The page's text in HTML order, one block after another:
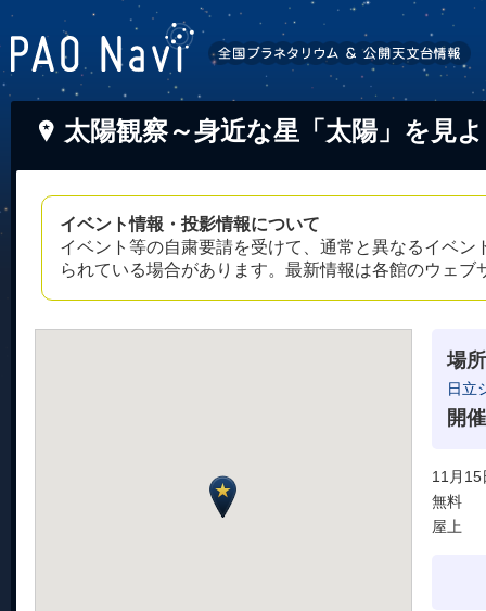
太陽観察～身近な星「太陽」を見
イベント情報・投影情報について
イベント等の自粛要請を受けて、通常と異なるイベ
られている場合があります。最新情報は各館のウェ
場所
日立
開
11月15
無料
屋上